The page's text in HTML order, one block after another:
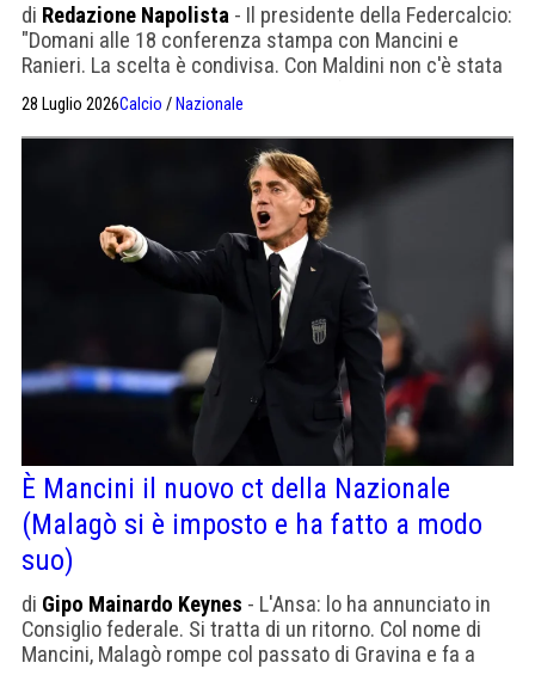
di Redazione Napolista - Il presidente della Federcalcio:
"Domani alle 18 conferenza stampa con Mancini e
Ranieri. La scelta è condivisa. Con Maldini non c'è stata
Pirlo. Scoprirà la talpa nel Consiglio federale".
28 Luglio 2026Calcio / Nazionale
È Mancini il nuovo ct della Nazionale
(Malagò si è imposto e ha fatto a modo
suo)
di Gipo Mainardo Keynes - L'Ansa: lo ha annunciato in
Consiglio federale. Si tratta di un ritorno. Col nome di
Mancini, Malagò rompe col passato di Gravina e fa a